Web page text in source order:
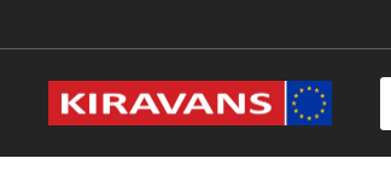
zum
Kiravans
Europe